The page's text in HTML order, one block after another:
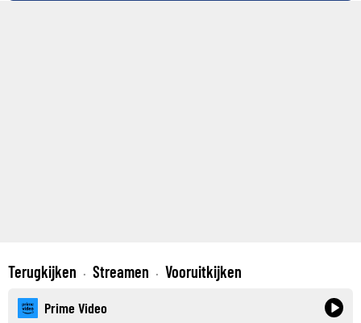
Terugkijken · Streamen · Vooruitkijken
Prime Video